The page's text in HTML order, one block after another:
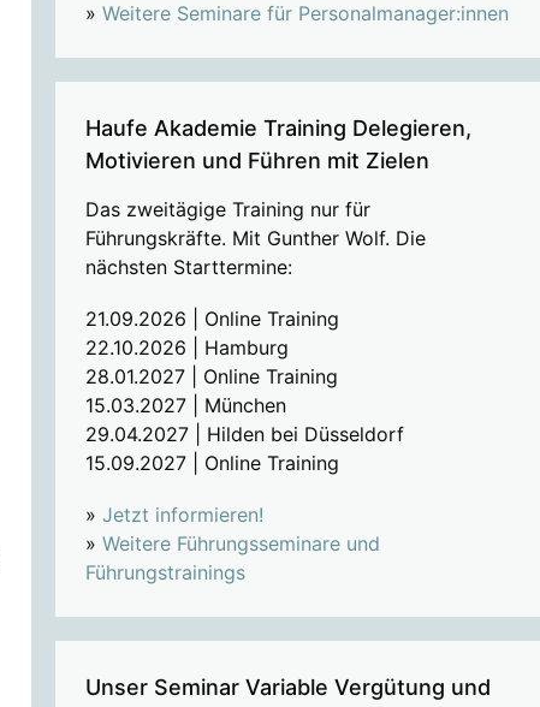
» Weitere Seminare für Personalmanager:innen
Haufe Akademie Training Delegieren,
Motivieren und Führen mit Zielen
Das zweitägige Training nur für
Führungskräfte. Mit Gunther Wolf. Die
nächsten Starttermine:
21.09.2026 | Online Training
22.10.2026 | Hamburg
28.01.2027 | Online Training
15.03.2027 | München
29.04.2027 | Hilden bei Düsseldorf
15.09.2027 | Online Training
» Jetzt informieren!
» Weitere Führungsseminare und
Führungstrainings
Unser Seminar Variable Vergütung und